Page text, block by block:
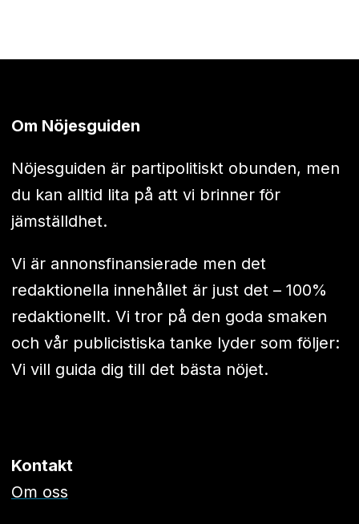
Om Nöjesguiden
Nöjesguiden är partipolitiskt obunden, men
du kan alltid lita på att vi brinner för
jämställdhet.
Vi är annonsfinansierade men det
redaktionella innehållet är just det – 100%
redaktionellt. Vi tror på den goda smaken
och vår publicistiska tanke lyder som följer:
Vi vill guida dig till det bästa nöjet.
Kontakt
Om oss